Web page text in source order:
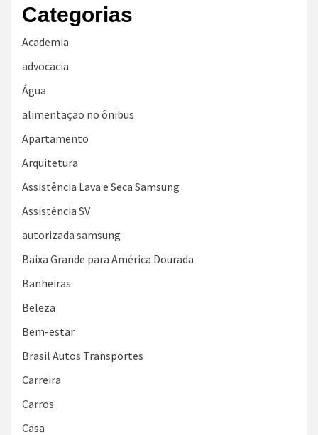
Categorias
Academia
advocacia
Água
alimentação no ônibus
Apartamento
Arquitetura
Assistência Lava e Seca Samsung
Assistência SV
autorizada samsung
Baixa Grande para América Dourada
Banheiras
Beleza
Bem-estar
Brasil Autos Transportes
Carreira
Carros
Casa